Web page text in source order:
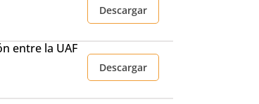
Descargar
entre la UAF
Descargar